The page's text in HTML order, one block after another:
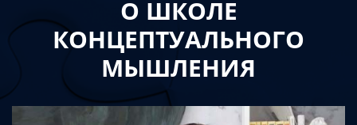
О ШКОЛЕ
КОНЦЕПТУАЛЬНОГО
МЫШЛЕНИЯ